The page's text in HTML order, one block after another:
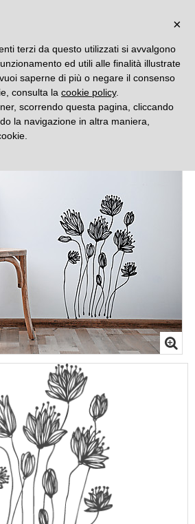
×
terzi da questo utilizzati si avvalgono
ed utili alle finalità illustrate
saperne di più o negare il consenso
consulta la cookie policy.
scorrendo questa pagina, cliccando
la navigazione in altra maniera,